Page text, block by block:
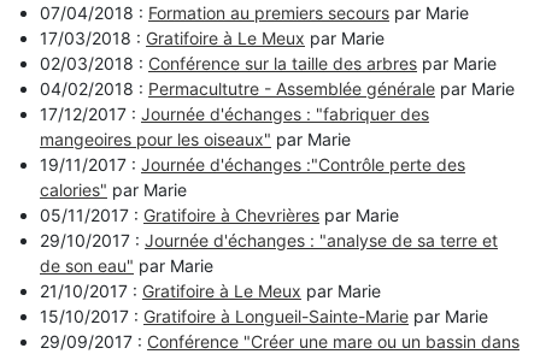
07/04/2018 : Formation au premiers secours par Marie
17/03/2018 : Gratifoire à Le Meux par Marie
02/03/2018 : Conférence sur la taille des arbres par Marie
04/02/2018 : Permacultutre - Assemblée générale par Marie
17/12/2017 : Journée d'échanges : "fabriquer des
mangeoires pour les oiseaux" par Marie
19/11/2017 : Journée d'échanges :"Contrôle perte des
calories" par Marie
05/11/2017 : Gratifoire à Chevrières par Marie
29/10/2017 : Journée d'échanges : "analyse de sa terre et
de son eau" par Marie
21/10/2017 : Gratifoire à Le Meux par Marie
15/10/2017 : Gratifoire à Longueil-Sainte-Marie par Marie
29/09/2017 : Conférence "Créer une mare ou un bassin dans